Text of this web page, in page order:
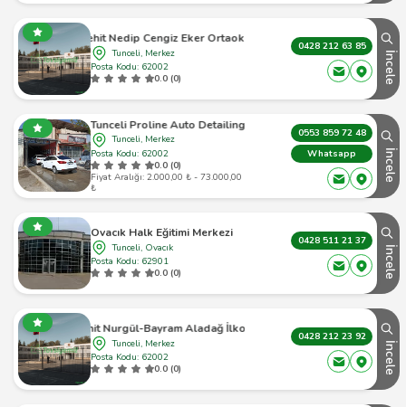
Şehit Nedip Cengiz Eker Ortaokulu
Tunceli, Merkez
Posta Kodu: 62002
0.0 (0)
0428 212 63 85
İncele
Tunceli Proline Auto Detailing
Tunceli, Merkez
Posta Kodu: 62002
0.0 (0)
Fiyat Aralığı: 2.000,00 ₺ - 73.000,00
₺
0553 859 72 48
Whatsapp
İncele
Ovacık Halk Eğitimi Merkezi
Tunceli, Ovacık
Posta Kodu: 62901
0.0 (0)
0428 511 21 37
İncele
Şehit Nurgül-Bayram Aladağ İlkokulu
Tunceli, Merkez
Posta Kodu: 62002
0.0 (0)
0428 212 23 92
İncele